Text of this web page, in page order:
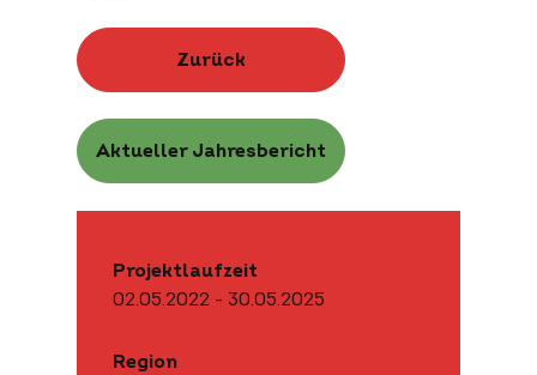
Zurück
Aktueller Jahresbericht
Projektlaufzeit
02.05.2022 - 30.05.2025
Region